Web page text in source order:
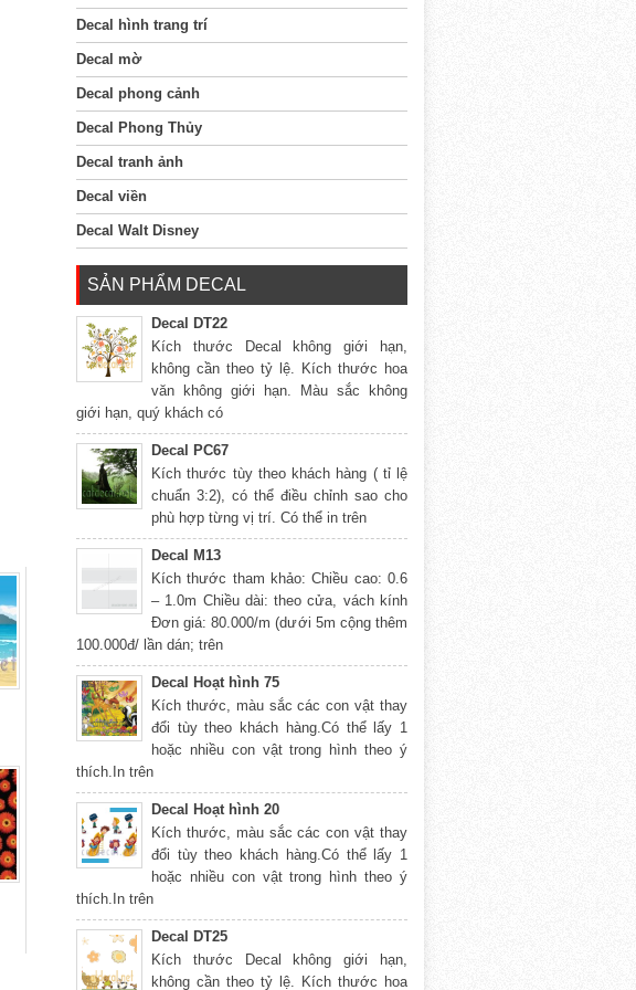
Decal hình trang trí
Decal mờ
Decal phong cảnh
Decal Phong Thủy
Decal tranh ảnh
Decal viền
Decal Walt Disney
SẢN PHẨM DECAL
Decal DT22
Kích thước Decal không giới hạn,
không cần theo tỷ lệ. Kích thước hoa
văn không giới hạn. Màu sắc không
giới hạn, quý khách có
Decal PC67
Kích thước tùy theo khách hàng ( tỉ lệ
chuẩn 3:2), có thể điều chỉnh sao cho
phù hợp từng vị trí. Có thể in trên
Decal M13
Kích thước tham khảo: Chiều cao: 0.6
– 1.0m Chiều dài: theo cửa, vách kính
Đơn giá: 80.000/m (dưới 5m cộng thêm
100.000đ/ lần dán; trên
Decal Hoạt hình 75
Kích thước, màu sắc các con vật thay
đổi tùy theo khách hàng.Có thể lấy 1
hoặc nhiều con vật trong hình theo ý
thích.In trên
Decal Hoạt hình 20
Kích thước, màu sắc các con vật thay
đổi tùy theo khách hàng.Có thể lấy 1
hoặc nhiều con vật trong hình theo ý
thích.In trên
Decal DT25
Kích thước Decal không giới hạn,
không cần theo tỷ lệ. Kích thước hoa